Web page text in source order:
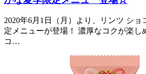
2020年6月1日（月）より、リンツ ショ
定メニューが登場！ 濃厚なコクが楽し
コ…